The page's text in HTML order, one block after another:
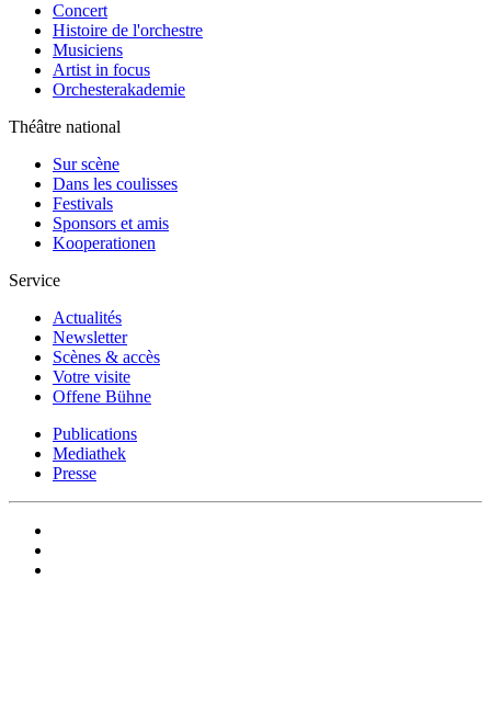
Concert
Histoire de l'orchestre
Musiciens
Artist in focus
Orchesterakademie
Théâtre national
Sur scène
Dans les coulisses
Festivals
Sponsors et amis
Kooperationen
Service
Actualités
Newsletter
Scènes & accès
Votre visite
Offene Bühne
Publications
Mediathek
Presse